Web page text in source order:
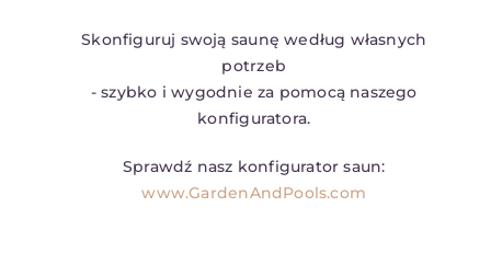
Skonfiguruj swoją saunę według własnych
potrzeb
- szybko i wygodnie za pomocą naszego
konfiguratora.
Sprawdź nasz konfigurator saun:
www.GardenAndPools.com